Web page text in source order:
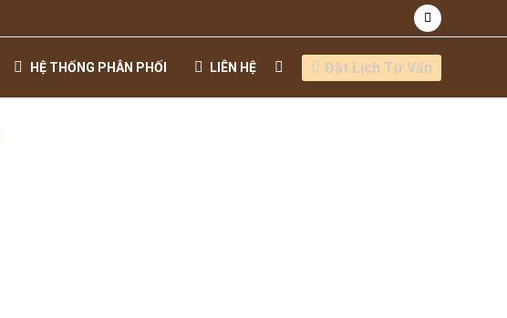
HỆ THỐNG PHÂN PHỐI LIÊN HỆ Đặt Lịch Tư Vấn